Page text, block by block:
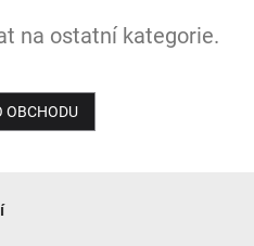
na ostatní kategorie.
OBCHODU